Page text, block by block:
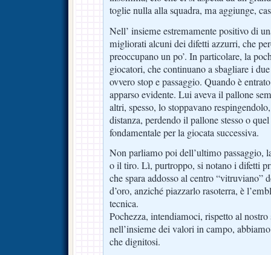
toglie nulla alla squadra, ma aggiunge,
Nell’ insieme estremamente positivo di
migliorati alcuni dei difetti azzurri, che
preoccupano un po’. In particolare, la
giocatori, che continuano a sbagliare i
ovvero stop e passaggio. Quando è
apparso evidente. Lui aveva il pallone
altri, spesso, lo stoppavano
distanza, perdendo il pallone stesso o
fondamentale per la giocata successiva.
Non parliamo poi dell’ultimo passaggio,
o il tiro. Lì, purtroppo, si notano i difetti
che spara addosso al centro “vitruviano”
d’oro, anziché piazzarlo rasoterra, è
tecnica.
Pochezza, intendiamoci, rispetto al
nell’insieme dei valori in campo,
che dignitosi.